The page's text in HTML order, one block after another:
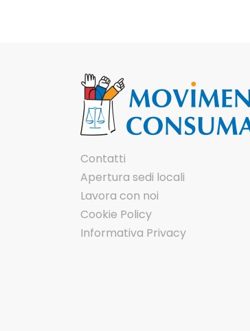
Contatti
Apertura sedi locali
Lavora con noi
Cookie Policy
Informativa Privacy